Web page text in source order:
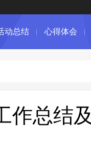
动总结 心得体会
作总结及